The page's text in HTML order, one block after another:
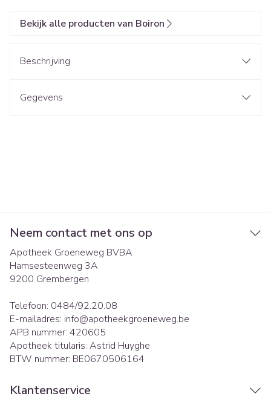
Bekijk alle producten van Boiron
Beschrijving
Gegevens
Neem contact met ons op
Apotheek Groeneweg BVBA
Hamsesteenweg 3A
9200 Grembergen
Telefoon: 0484/92.20.08
E-mailadres: info@apotheekgroeneweg.be
APB nummer: 420605
Apotheek titularis: Astrid Huyghe
BTW nummer: BE0670506164
Klantenservice